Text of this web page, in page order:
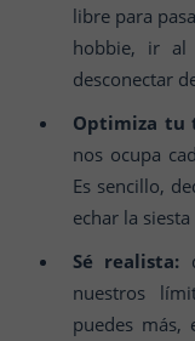
libre para
hobbie, ir al
desconectar
Optimiza tu
nos ocupa
Es sencillo,
echar la
Sé realista:
nuestros
puedes más,